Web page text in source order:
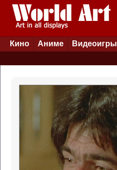
Кино Аниме Видеоигры